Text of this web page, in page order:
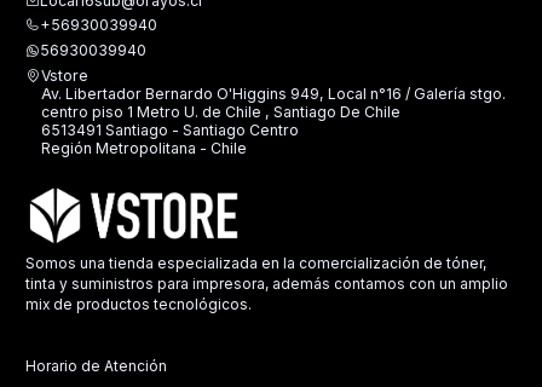
+56930039940
56930039940
Vstore
Av. Libertador Bernardo O'Higgins 949, Local n°16 / Galería stgo.
centro piso 1 Metro U. de Chile , Santiago De Chile
6513491 Santiago - Santiago Centro
Región Metropolitana - Chile
Somos una tienda especializada en la comercialización de tóner,
tinta y suministros para impresora, además contamos con un amplio
mix de productos tecnológicos.
Horario de Atención